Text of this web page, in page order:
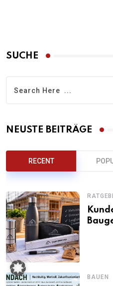
SUCHE
NEUSTE BEITRÄGE
RECENT
BAUEN